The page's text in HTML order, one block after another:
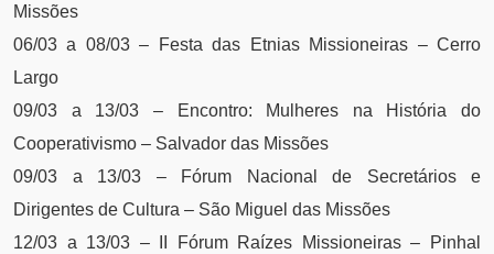
Missões
06/03 a 08/03 – Festa das Etnias Missioneiras – Cerro
Largo
09/03 a 13/03 – Encontro: Mulheres na História do
Cooperativismo – Salvador das Missões
09/03 a 13/03 – Fórum Nacional de Secretários e
Dirigentes de Cultura – São Miguel das Missões
12/03 a 13/03 – II Fórum Raízes Missioneiras – Pinhal